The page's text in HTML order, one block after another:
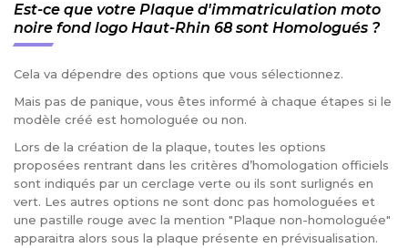
Est-ce que votre Plaque d'immatriculation moto
noire fond logo Haut-Rhin 68 sont Homologués ?
Cela va dépendre des options que vous sélectionnez.
Mais pas de panique, vous êtes informé à chaque étapes si le
modèle créé est homologuée ou non.
Lors de la création de la plaque, toutes les options
proposées rentrant dans les critères d’homologation officiels
sont indiqués par un cerclage verte ou ils sont surlignés en
vert. Les autres options ne sont donc pas homologuées et
une pastille rouge avec la mention "Plaque non-homologuée"
apparaitra alors sous la plaque présente en prévisualisation.